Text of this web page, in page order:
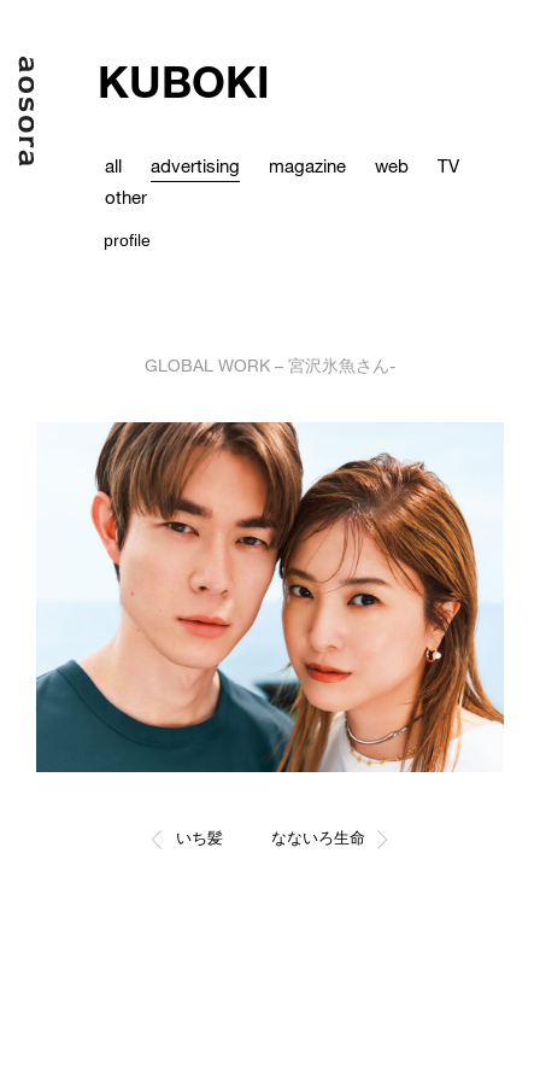
KUBOKI
all advertising magazine web
TV
other
profile
GLOBAL WORK – 宮沢氷魚さん-
いち髪 なないろ生命